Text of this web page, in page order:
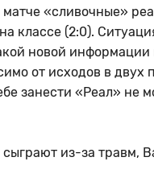
«сливочные»
классе (2:0).
новой информации
от исходов в
занести «Реал» не
из-за травм,